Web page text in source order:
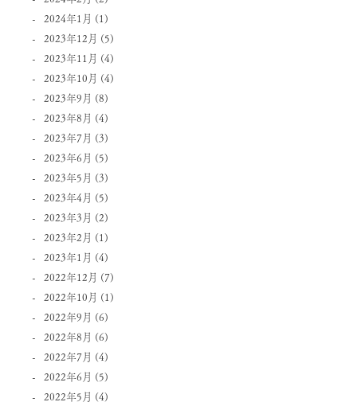
2024年1月 (1)
2023年12月 (5)
2023年11月 (4)
2023年10月 (4)
2023年9月 (8)
2023年8月 (4)
2023年7月 (3)
2023年6月 (5)
2023年5月 (3)
2023年4月 (5)
2023年3月 (2)
2023年2月 (1)
2023年1月 (4)
2022年12月 (7)
2022年10月 (1)
2022年9月 (6)
2022年8月 (6)
2022年7月 (4)
2022年6月 (5)
2022年5月 (4)